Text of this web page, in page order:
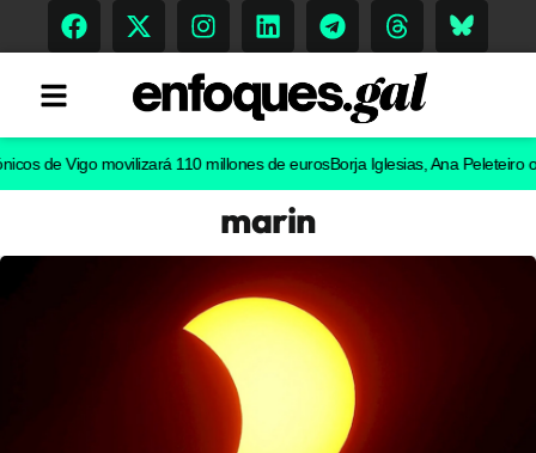
Vigo movilizará 110 millones de eurosBorja Iglesias, Ana Peleteiro o
marin